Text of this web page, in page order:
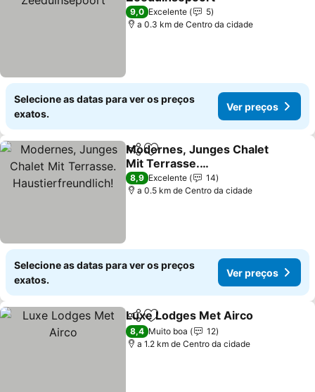
9,0 Excelente
5
a 0.3 km de Centro da cidade
Selecione as datas para ver os preços
exatos.
Ver preços
PartilharAdicionar aos favoritos
Modernes, Junges Chalet
Mit Terrasse.
Haustierfreundlich!
8,9 Excelente
14
a 0.5 km de Centro da cidade
Selecione as datas para ver os preços
exatos.
Ver preços
PartilharAdicionar aos favoritos
Luxe Lodges Met Airco
8,4 Muito boa
12
a 1.2 km de Centro da cidade